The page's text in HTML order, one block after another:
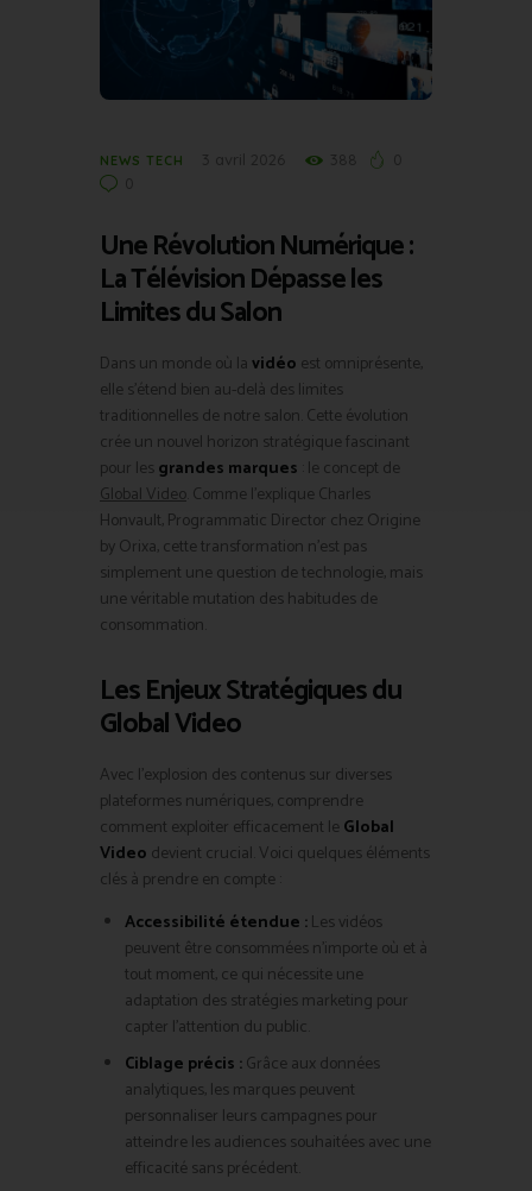
NEWS TECH
Une Révolution Numérique :
La Télévision Dépasse les
Limites du Salon
Dans un monde où lavidéo est omniprésente,
elle s’étend bien au-delà des limites
traditionnelles de notre salon. Cette évolution
crée un nouvel horizon stratégique fascinant
pour lesgrandes marques : le concept de
Global Video . Comme l’explique Charles
Honvault, Programmatic Director chez Origine
by Orixa, cette transformation n’est pas
simplement une question de technologie, mais
une véritable mutation des habitudes de
consommation.
Les Enjeux Stratégiques du
Global Video
Avec l’explosion des contenus sur diverses
plateformes numériques, comprendre
comment exploiter efficacement le Global
Video devient crucial. Voici quelques éléments
clés à prendre en compte :
Accessibilité étendue :Les vidéos
peuvent être consommées n’importe où et à
tout moment, ce qui nécessite une
adaptation des stratégies marketing pour
capter l’attention du public.
Ciblage précis :Grâce aux données
analytiques, les marques peuvent
personnaliser leurs campagnes pour
atteindre les audiences souhaitées avec une
efficacité sans précédent.